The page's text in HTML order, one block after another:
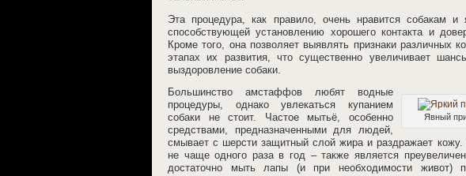
Эта процедура, как правило, очень нравится собакам и
способствующей установлению хорошего контакта и
Кроме того, она позволяет выявлять признаки различных
этапах их развития, что существенно увеличивает
выздоровление собаки.
Явный
Большинство амстаффов любят водные
процедуры, однако увлекаться купанием
собаки не стоит. Частое мытьё, особенно
средствами, предназначенными для людей,
смывает с шерсти защитный слой жира и раздражает
не чаще одного раза в год – также является
достаточно мыть лапы (и при необходимости живот)